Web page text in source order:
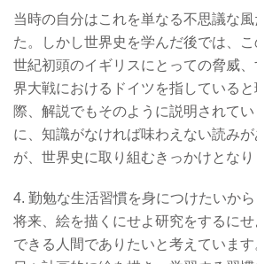
当時の自分はこれを単なる不思議な
た。しかし世界史を学んだ後では、
世紀初頭のイギリスにとっての脅威
界大戦におけるドイツを指している
際、解説でもそのように説明されてい
に、知識がなければ味わえない読み
が、世界史に取り組むきっかけとなり
4. 勤勉な生活習慣を身につけたいから
将来、絵を描くにせよ研究をするに
できる人間でありたいと考えています